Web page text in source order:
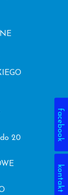
facebook
kontakt
20